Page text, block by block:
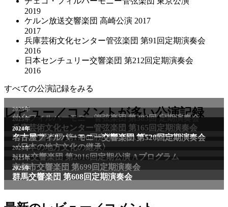
2019
ケルン放送交響楽団 高崎公演 2017
2017
兵庫芸術文化センター管弦楽団 第91回定期演奏会
2016
日本センチュリー交響楽団 第212回定期演奏会
2016
すべての公演記録をみる
レビュー／コメントが多い公演記録